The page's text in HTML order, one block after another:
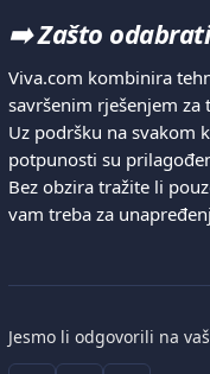
➡️ Zašto
Viva.com kombinira
savršenim rješenjem
Uz podršku na svakom
potpunosti su
Bez obzira tražite li
vam treba za
Jesmo li odgovorili na